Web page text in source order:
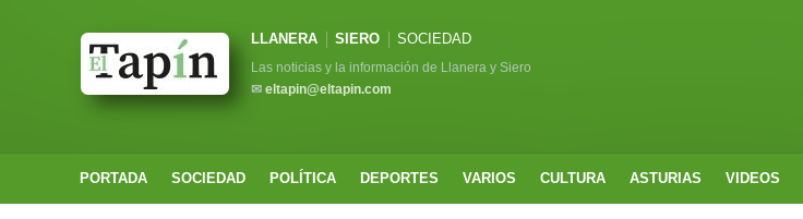
LLANERA SIERO SOCIEDAD
Las noticias y la información de Llanera y Siero
✉ eltapin@eltapin.com
PORTADA SOCIEDAD POLÍTICA DEPORTES VARIOS CULTURA ASTURIAS VIDEOS